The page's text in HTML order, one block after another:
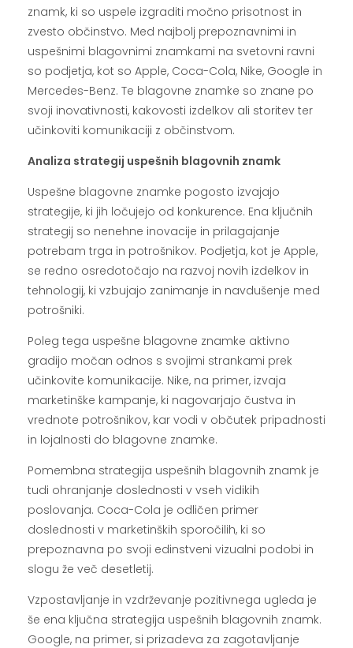
znamk, ki so uspele izgraditi močno prisotnost in
zvesto občinstvo. Med najbolj prepoznavnimi in
uspešnimi blagovnimi znamkami na svetovni ravni
so podjetja, kot so Apple, Coca-Cola, Nike, Google in
Mercedes-Benz. Te blagovne znamke so znane po
svoji inovativnosti, kakovosti izdelkov ali storitev ter
učinkoviti komunikaciji z občinstvom.
Analiza strategij uspešnih blagovnih znamk
Uspešne blagovne znamke pogosto izvajajo
strategije, ki jih ločujejo od konkurence. Ena ključnih
strategij so nenehne inovacije in prilagajanje
potrebam trga in potrošnikov. Podjetja, kot je Apple,
se redno osredotočajo na razvoj novih izdelkov in
tehnologij, ki vzbujajo zanimanje in navdušenje med
potrošniki.
Poleg tega uspešne blagovne znamke aktivno
gradijo močan odnos s svojimi strankami prek
učinkovite komunikacije. Nike, na primer, izvaja
marketinške kampanje, ki nagovarjajo čustva in
vrednote potrošnikov, kar vodi v občutek pripadnosti
in lojalnosti do blagovne znamke.
Pomembna strategija uspešnih blagovnih znamk je
tudi ohranjanje doslednosti v vseh vidikih
poslovanja. Coca-Cola je odličen primer
doslednosti v marketinških sporočilih, ki so
prepoznavna po svoji edinstveni vizualni podobi in
slogu že več desetletij.
Vzpostavljanje in vzdrževanje pozitivnega ugleda je
še ena ključna strategija uspešnih blagovnih znamk.
Google, na primer, si prizadeva za zagotavljanje